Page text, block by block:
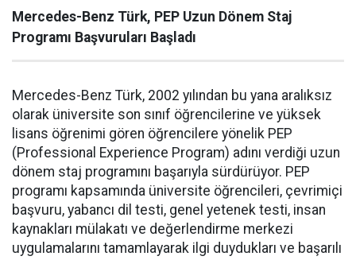
Mercedes-Benz Türk, PEP Uzun Dönem Staj
Programı Başvuruları Başladı
Mercedes-Benz Türk, 2002 yılından bu yana aralıksız
olarak üniversite son sınıf öğrencilerine ve yüksek
lisans öğrenimi gören öğrencilere yönelik PEP
(Professional Experience Program) adını verdiği uzun
dönem staj programını başarıyla sürdürüyor. PEP
programı kapsamında üniversite öğrencileri, çevrimiçi
başvuru, yabancı dil testi, genel yetenek testi, insan
kaynakları mülakatı ve değerlendirme merkezi
uygulamalarını tamamlayarak ilgi duydukları ve başarılı